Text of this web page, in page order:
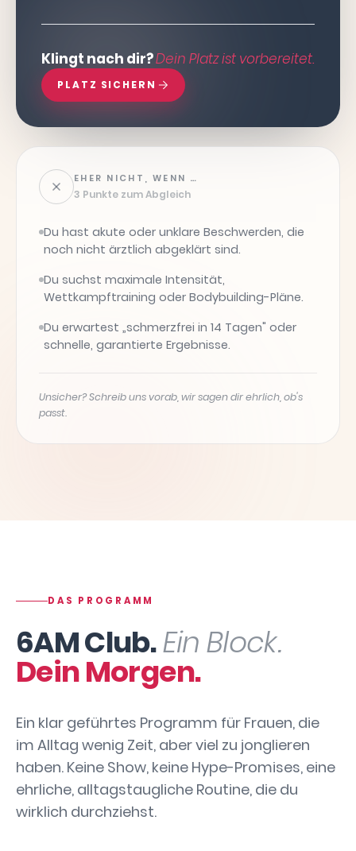
Klingt nach dir?Dein Platz ist vorbereitet.
PLATZ SICHERN
EHER NICHT, WENN …
3 Punkte zum Abgleich
Du hast akute oder unklare Beschwerden, die
noch nicht ärztlich abgeklärt sind.
Du suchst maximale Intensität,
Wettkampftraining oder Bodybuilding-Pläne.
Du erwartest „schmerzfrei in 14 Tagen" oder
schnelle, garantierte Ergebnisse.
Unsicher? Schreib uns vorab, wir sagen dir ehrlich, ob's
passt.
DAS PROGRAMM
6AM Club.Ein Block.
Dein Morgen.
Ein klar geführtes Programm für Frauen, die
im Alltag wenig Zeit, aber viel zu jonglieren
haben. Keine Show, keine Hype-Promises, eine
ehrliche, alltagstaugliche Routine, die du
wirklich durchziehst.